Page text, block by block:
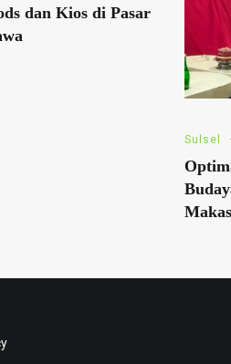
dan Kios di Pasar
Sulsel